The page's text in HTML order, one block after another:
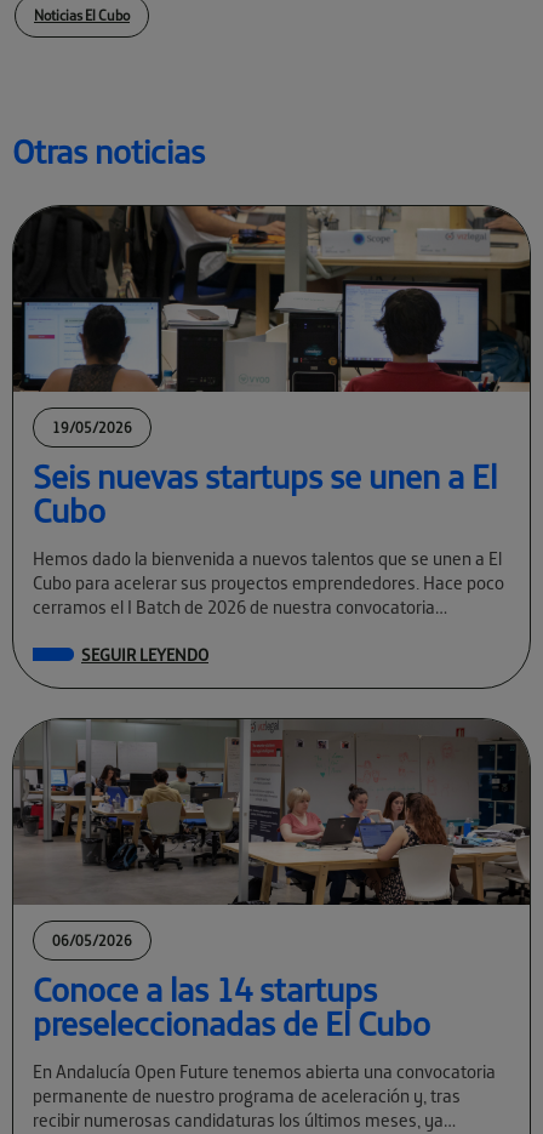
Otras noticias
19/05/2026
Seis nuevas startups se unen a El
Cubo
Hemos dado la bienvenida a nuevos talentos que se unen a El
Cubo para acelerar sus proyectos emprendedores. Hace poco
cerramos el I Batch de 2026 de nuestra convocatoria
SEGUIR LEYENDO
06/05/2026
Conoce a las 14 startups
preseleccionadas de El Cubo
En Andalucía Open Future tenemos abierta una convocatoria
permanente de nuestro programa de aceleración y, tras
recibir numerosas candidaturas los últimos meses, ya
Noticias El Cubo